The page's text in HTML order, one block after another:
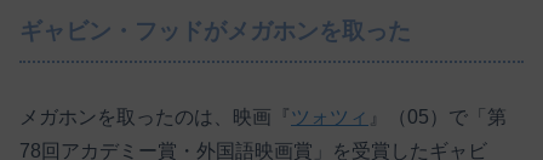
ギャビン・フッドがメガホンを取った
メガホンを取ったのは、映画『ツォツィ 』（05）で「第
78回アカデミー賞・外国語映画賞」を受賞したギャビ